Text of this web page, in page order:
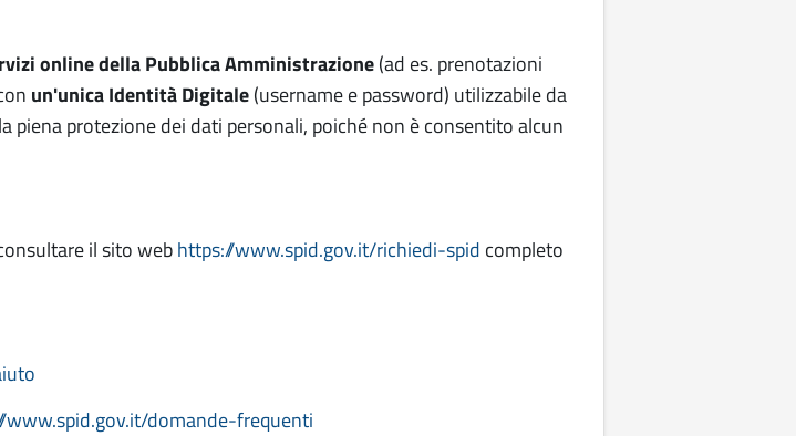
online della Pubblica Amministrazione(ad es. prenotazioni
un'unica Identità Digitale(username e password) utilizzabile da
piena protezione dei dati personali, poiché non è consentito alcun
il sito webhttps://www.spid.gov.it/richiedi-spid completo
www.spid.gov.it/domande-frequenti